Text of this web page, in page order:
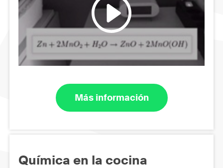
Más información
Química en la cocina